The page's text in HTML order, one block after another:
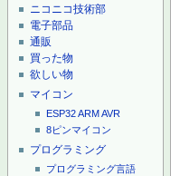
ニコニコ技術部
電子部品
通販
買った物
欲しい物
マイコン
ESP32ARMAVR
8ピンマイコン
プログラミング
プログラミング言語